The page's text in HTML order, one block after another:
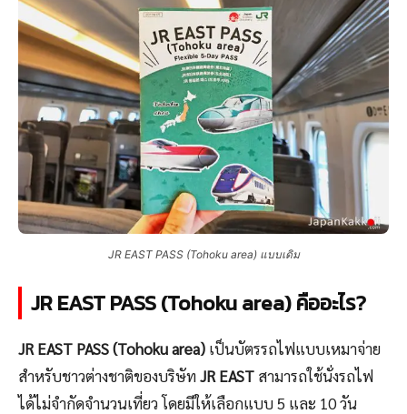
JR EAST PASS (Tohoku area) แบบเดิม
JR EAST PASS (Tohoku area) คืออะไร?
JR EAST PASS (Tohoku area) เป็นบัตรรถไฟแบบเหมาจ่าย
สำหรับชาวต่างชาติของบริษัทJR EAST สามารถใช้นั่งรถไฟ
ได้ไม่จำกัดจำนวนเที่ยว โดยมีให้เลือกแบบ 5 และ 10 วัน